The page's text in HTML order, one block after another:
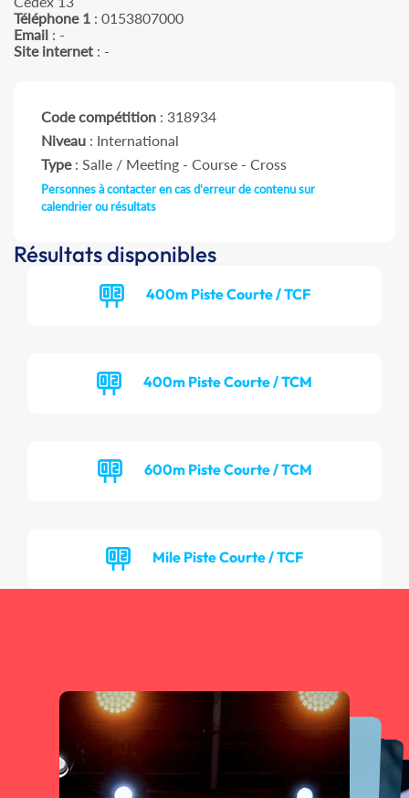
Téléphone 1 : 0153807000
Email : -
Site internet : -
Code compétition : 318934
Niveau : International
Type: Salle / Meeting - Course - Cross
Personnes à contacter en cas d'erreur de contenu sur
calendrier ou résultats
Résultats disponibles
400m Piste Courte / TCF
400m Piste Courte / TCM
600m Piste Courte / TCM
Mile Piste Courte / TCF